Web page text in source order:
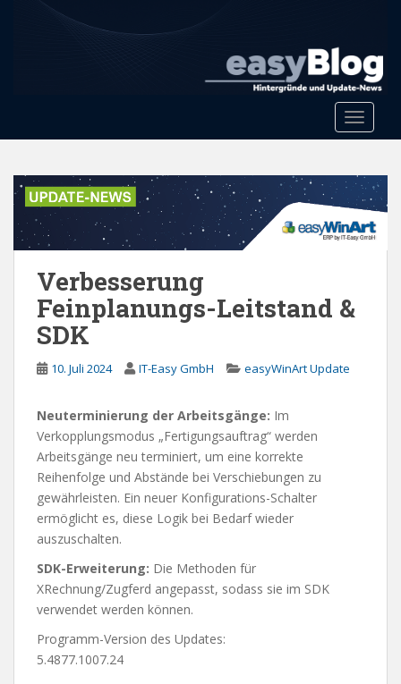
Toggle
Verbesserung
Feinplanungs-Leitstand &
SDK
10. Juli 2024 IT-Easy GmbH easyWinArt Update
Neuterminierung der Arbeitsgänge: Im
Verkopplungsmodus „Fertigungsauftrag“ werden
Arbeitsgänge neu terminiert, um eine korrekte
Reihenfolge und Abstände bei Verschiebungen zu
gewährleisten. Ein neuer Konfigurations-Schalter
ermöglicht es, diese Logik bei Bedarf wieder
auszuschalten.
SDK-Erweiterung: Die Methoden für
XRechnung/Zugferd angepasst, sodass sie im SDK
verwendet werden können.
Programm-Version des Updates:
5.4877.1007.24